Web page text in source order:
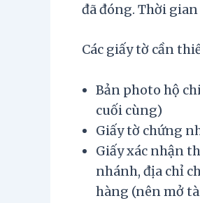
đã đóng. Thời
Các giấy tờ cần
Bản photo hộ
cuối cùng)
Giấy tờ chứng
Giấy xác nhận
nhánh, địa chỉ
hàng (nên mở